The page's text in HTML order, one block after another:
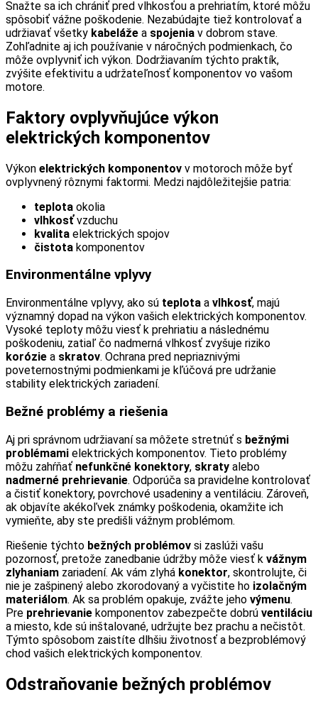
Snažte sa ich chrániť pred vlhkosťou a prehriatím, ktoré môžu
spôsobiť vážne poškodenie. Nezabúdajte tiež kontrolovať a
udržiavať všetky kabeláže a spojenia v dobrom stave.
Zohľadnite aj ich používanie v náročných podmienkach, čo
môže ovplyvniť ich výkon. Dodržiavaním týchto praktík,
zvýšite efektivitu a udržateľnosť komponentov vo vašom
motore.
Faktory ovplyvňujúce výkon
elektrických komponentov
Výkon elektrických komponentov v motoroch môže byť
ovplyvnený rôznymi faktormi. Medzi najdôležitejšie patria:
teplota okolia
vlhkosťvzduchu
kvalita elektrických spojov
čistota komponentov
Environmentálne vplyvy
Environmentálne vplyvy, ako sú teplota a vlhkosť, majú
významný dopad na výkon vašich elektrických komponentov.
Vysoké teploty môžu viesť k prehriatiu a následnému
poškodeniu, zatiaľ čo nadmerná vlhkosť zvyšuje riziko
korózie a skratov. Ochrana pred nepriaznivými
poveternostnými podmienkami je kľúčová pre udržanie
stability elektrických zariadení.
Bežné problémy a riešenia
Aj pri správnom udržiavaní sa môžete stretnúť s bežnými
problémami elektrických komponentov. Tieto problémy
môžu zahŕňať nefunkčné konektory, skraty alebo
nadmerné prehrievanie. Odporúča sa pravidelne kontrolovať
a čistiť konektory, povrchové usadeniny a ventiláciu. Zároveň,
ak objavíte akékoľvek známky poškodenia, okamžite ich
vymieňte, aby ste predišli vážnym problémom.
Riešenie týchto bežných problémov si zaslúži vašu
pozornosť, pretože zanedbanie údržby môže viesť k vážnym
zlyhaniam zariadení. Ak vám zlyhá konektor, skontrolujte, či
nie je zašpinený alebo zkorodovaný a vyčistite ho izolačným
materiálom. Ak sa problém opakuje, zvážte jeho výmenu.
Pre prehrievanie komponentov zabezpečte dobrú ventiláciu
a miesto, kde sú inštalované, udržujte bez prachu a nečistôt.
Týmto spôsobom zaistíte dlhšiu životnosť a bezproblémový
chod vašich elektrických komponentov.
Odstraňovanie bežných problémov